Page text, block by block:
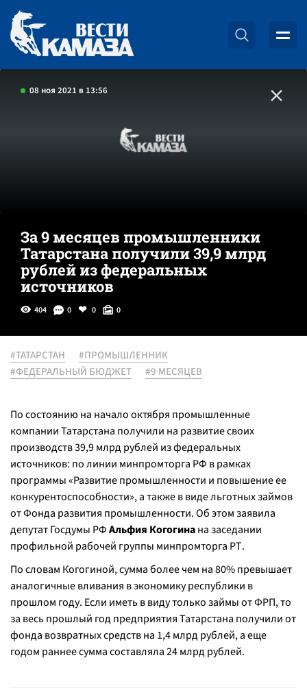
08 ноя 2021 в 13:56
За 9 месяцев промышленники
Татарстана получили 39,9 млрд
рублей из федеральных
источников
404 0 0 0
#ТАТАРСТАН
#ПРОМЫШЛЕННИК
#ФЕДЕРАЛЬНЫЙ БЮДЖЕТ
#9 МЕСЯЦЕВ
По состоянию на начало октября промышленные
компании Татарстана получили на развитие своих
производств 39,9 млрд рублей из федеральных
источников: по линии минпромторга РФ в рамках
программы «Развитие промышленности и повышение ее
конкурентоспособности», а также в виде льготных займов
от Фонда развития промышленности. Об этом заявила
депутат Госдумы РФАльфия Когогинана заседании
профильной рабочей группы минпромторга РТ.
По словам Когогиной, сумма более чем на 80% превышает
аналогичные вливания в экономику республики в
прошлом году. Если иметь в виду только займы от ФРП, то
за весь прошлый год предприятия Татарстана получили от
фонда возвратных средств на 1,4 млрд рублей, а еще
годом раннее сумма составляла 24 млрд рублей.